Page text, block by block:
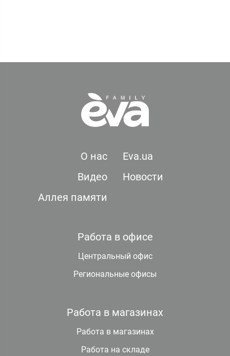
О нас
Eva.ua
Видео
Новости
Аллея памяти
Работа в офисе
Центральный офис
Региональные офисы
Работа в магазинах
Работа в магазинах
Работа на складе